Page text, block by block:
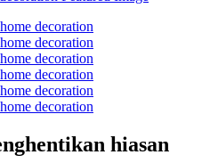
hiasan